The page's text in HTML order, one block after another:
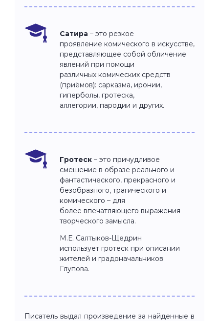
Сатира – это резкое
проявление комического в искусстве,
представляющее собой обличение
явлений при помощи
различных комических средств
(приёмов): сарказма, иронии,
гиперболы, гротеска,
аллегории, пародии и других.
Гротеск – это причудливое
смешение в образе реального и
фантастического, прекрасного и
безобразного, трагического и
комического – для
более впечатляющего выражения
творческого замысла.
М.Е. Салтыков-Щедрин
использует гротеск при описании
жителей и градоначальников
Глупова.
Писатель выдал произведение за найденные в